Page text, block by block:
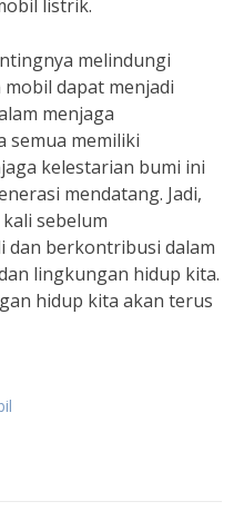
listrik.
melindungi
dapat menjadi
menjaga
semua memiliki
kelestarian bumi ini
mendatang. Jadi,
sebelum
dan berkontribusi dalam
lingkungan hidup kita.
hidup kita akan terus